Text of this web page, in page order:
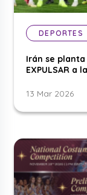
DEPORTES
Irán se planta
EXPULSAR a
13 Mar 2026